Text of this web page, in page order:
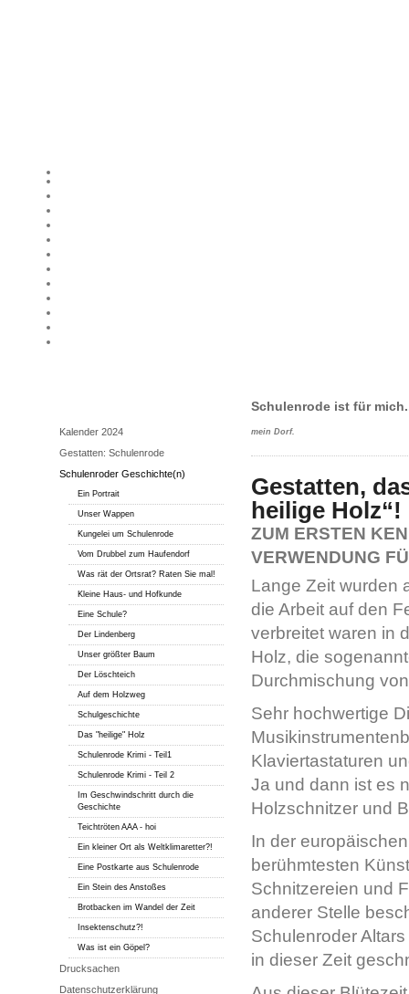
Kalender 2024
Gestatten: Schulenrode
Schulenroder Geschichte(n)
Ein Portrait
Unser Wappen
Kungelei um Schulenrode
Vom Drubbel zum Haufendorf
Was rät der Ortsrat? Raten Sie mal!
Kleine Haus- und Hofkunde
Eine Schule?
Der Lindenberg
Unser größter Baum
Der Löschteich
Auf dem Holzweg
Schulgeschichte
Das "heilige" Holz
Schulenrode Krimi - Teil1
Schulenrode Krimi - Teil 2
Im Geschwindschritt durch die
Geschichte
Teichtröten AAA - hoi
Ein kleiner Ort als Weltklimaretter?!
Eine Postkarte aus Schulenrode
Ein Stein des Anstoßes
Brotbacken im Wandel der Zeit
Insektenschutz?!
Was ist ein Göpel?
Drucksachen
Datenschutzerklärung
Schulenrode ist für
mein Dorf.
Gestatten,
heilige Holz“!
ZUM ERSTEN
VERWENDUNG
Lange Zeit wurden
die Arbeit auf den
verbreitet waren in
Holz, die
Durchmischung
Sehr hochwertige
Klaviertastaturen
Ja und dann ist es
Holzschnitzer und
In der
berühmtesten
Schnitzereien und
anderer Stelle
Schulenroder
in dieser Zeit